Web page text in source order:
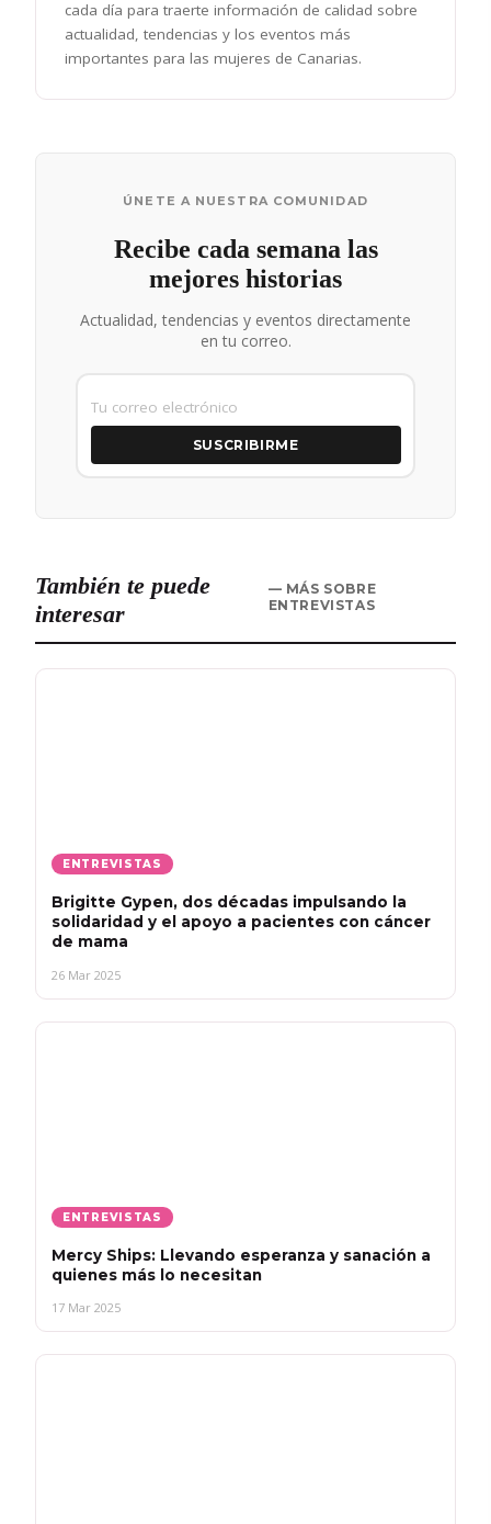
cada día para traerte información de calidad sobre
actualidad, tendencias y los eventos más
importantes para las mujeres de Canarias.
ÚNETE A NUESTRA COMUNIDAD
Recibe cada semana las
mejores historias
Actualidad, tendencias y eventos directamente
en tu correo.
SUSCRIBIRME
También te puede
interesar
— MÁS SOBRE
ENTREVISTAS
ENTREVISTAS
Brigitte Gypen, dos décadas impulsando la
solidaridad y el apoyo a pacientes con cáncer
de mama
26 Mar 2025
ENTREVISTAS
Mercy Ships: Llevando esperanza y sanación a
quienes más lo necesitan
17 Mar 2025